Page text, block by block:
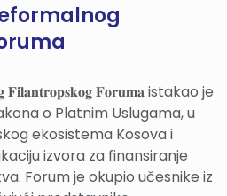
𝐅𝐢𝐥𝐚𝐧𝐭𝐫𝐨𝐩𝐬𝐤𝐨𝐠 𝐅𝐨𝐫𝐮𝐦𝐚 istakao je
o Platnim Uslugama, u
ekosistema Kosova i
izvora za finansiranje
Forum je okupio učesnike iz